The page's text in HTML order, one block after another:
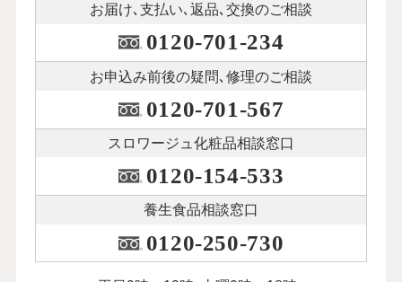
お届け､支払い､ 返品､交換のご相談
0120-701-234
お申込み前後の疑問､修理のご相談
0120-701-567
スロワージュ化粧品相談窓口
0120-154-533
養生食品相談窓口
0120-250-730